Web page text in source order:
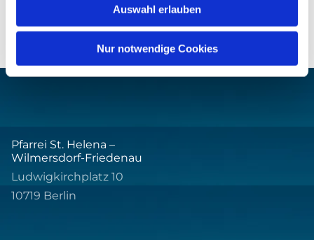
Auswahl erlauben
Nur notwendige Cookies
Pfarrei St. Helena –
Wilmersdorf-Friedenau
Ludwigkirchplatz 10
10719 Berlin